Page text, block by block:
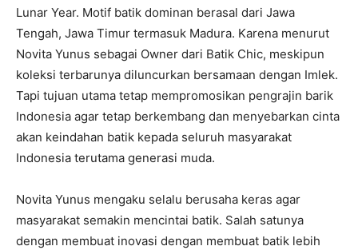
Lunar Year. Motif batik dominan berasal dari Jawa
Tengah, Jawa Timur termasuk Madura. Karena menurut
Novita Yunus sebagai Owner dari Batik Chic, meskipun
koleksi terbarunya diluncurkan bersamaan dengan Imlek.
Tapi tujuan utama tetap mempromosikan pengrajin barik
Indonesia agar tetap berkembang dan menyebarkan cinta
akan keindahan batik kepada seluruh masyarakat
Indonesia terutama generasi muda.
Novita Yunus mengaku selalu berusaha keras agar
masyarakat semakin mencintai batik. Salah satunya
dengan membuat inovasi dengan membuat batik lebih